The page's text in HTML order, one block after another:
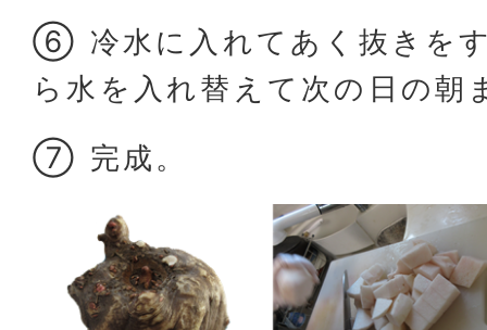
⑥ 冷水に入れてあく抜きを
ら水を入れ替えて次の日の朝
⑦ 完成。